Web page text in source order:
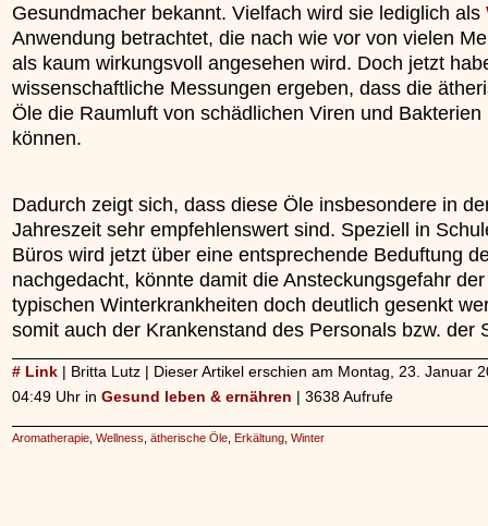
Gesundmacher bekannt. Vielfach wird sie lediglich als
Anwendung betrachtet, die nach wie vor von vielen
als kaum wirkungsvoll angesehen wird. Doch jetzt
wissenschaftliche Messungen ergeben, dass die
Öle die Raumluft von schädlichen Viren und Bakterien
können.
Dadurch zeigt sich, dass diese Öle insbesondere in
Jahreszeit sehr empfehlenswert sind. Speziell in
Büros wird jetzt über eine entsprechende Beduftung
nachgedacht, könnte damit die Ansteckungsgefahr der
typischen Winterkrankheiten doch deutlich gesenkt
somit auch der Krankenstand des Personals bzw. der
# Link | Britta Lutz | Dieser Artikel erschien am Montag, 23. Januar
04:49 Uhr in Gesund leben & ernähren | 3638 Aufrufe
Aromatherapie Wellness ätherische Öle Erkältung Winter